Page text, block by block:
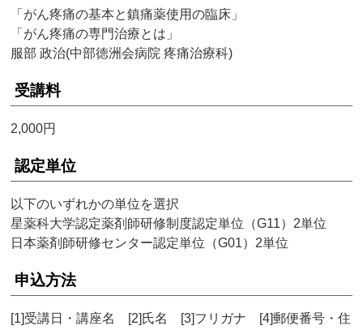
「がん疼痛の基本と鎮痛薬使用の臨床」
「がん疼痛の専門治療とは」
服部 政治(中部徳洲会病院 疼痛治療科)
受講料
2,000円
認定単位
以下のいずれかの単位を選択
星薬科大学認定薬剤師研修制度認定単位（G11）2単位
日本薬剤師研修センター認定単位（G01）2単位
申込方法
[1]受講日・講座名 [2]氏名 [3]フリガナ [4]郵便番号・住